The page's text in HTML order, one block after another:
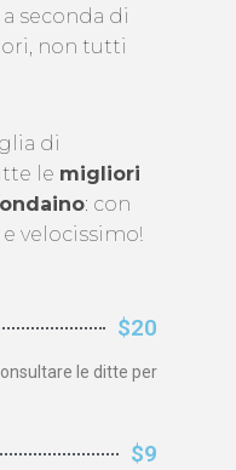
seconda di
non tutti
di
le migliori
: con
velocissimo!
$20
le ditte per
$9